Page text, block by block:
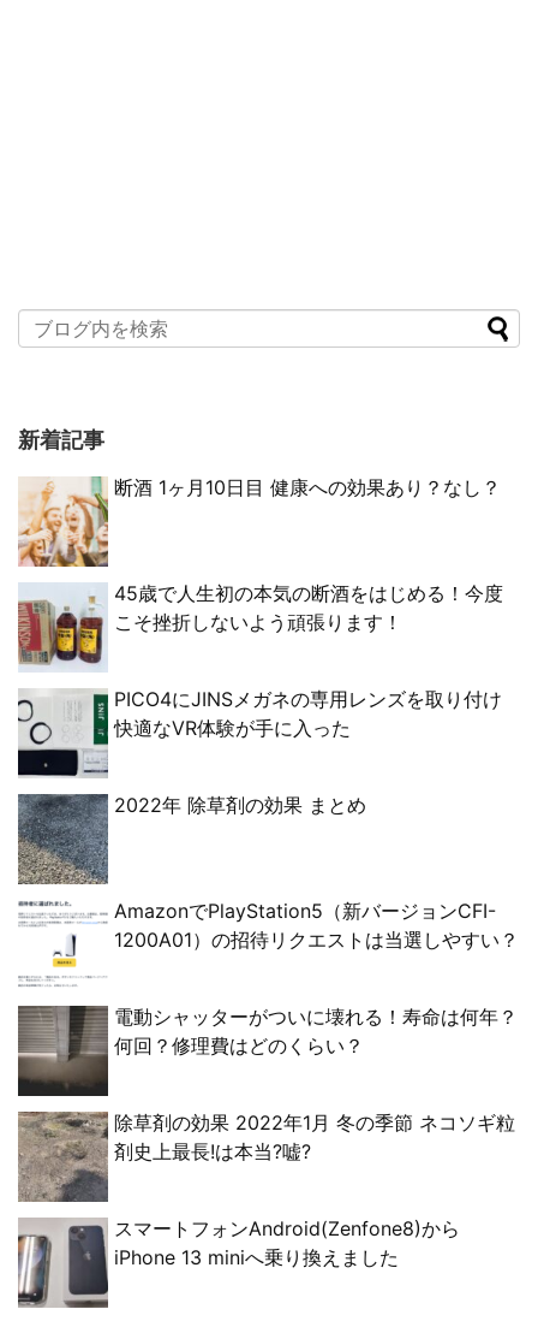
新着記事
断酒 1ヶ月10日目 健康への効果あり？なし？
45歳で人生初の本気の断酒をはじめる！今度
こそ挫折しないよう頑張ります！
PICO4にJINSメガネの専用レンズを取り付け
快適なVR体験が手に入った
2022年 除草剤の効果 まとめ
AmazonでPlayStation5（新バージョンCFI-
1200A01）の招待リクエストは当選しやすい？
電動シャッターがついに壊れる！寿命は何年？
何回？修理費はどのくらい？
除草剤の効果 2022年1月 冬の季節 ネコソギ粒
剤史上最長!は本当?嘘?
スマートフォンAndroid(Zenfone8)から
iPhone 13 miniへ乗り換えました